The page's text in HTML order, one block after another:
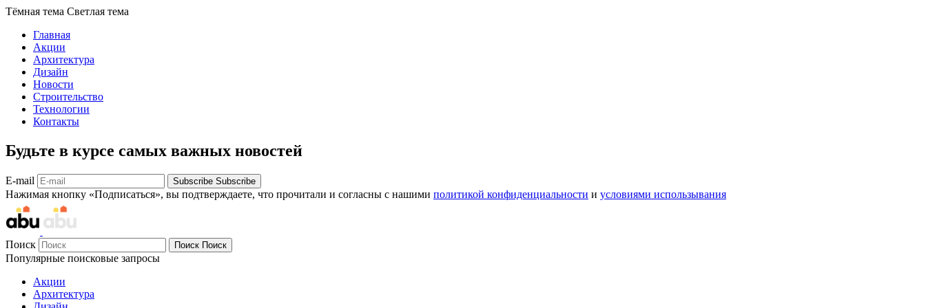
Тёмная тема Светлая тема
Главная
Акции
Архитектура
Дизайн
Новости
Строительство
Технологии
Контакты
Будьте в курсе самых важных новостей
E-mail Subscribe Subscribe
Нажимая кнопку «Подписаться», вы подтверждаете, что прочитали и согласны с нашими политикой конфиденциальности и условиями использывания
Поиск Поиск Поиск
Популярные поисковые запросы
Акции
Архитектура